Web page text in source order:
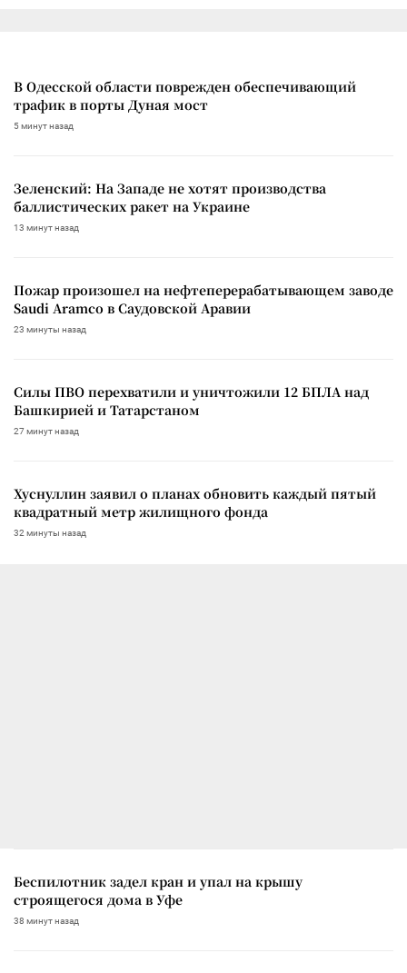
В Одесской области поврежден обеспечивающий
трафик в порты Дуная мост
5 минут назад
Зеленский: На Западе не хотят производства
баллистических ракет на Украине
13 минут назад
Пожар произошел на нефтеперерабатывающем заводе
Saudi Aramco в Саудовской Аравии
23 минуты назад
Силы ПВО перехватили и уничтожили 12 БПЛА над
Башкирией и Татарстаном
27 минут назад
Хуснуллин заявил о планах обновить каждый пятый
квадратный метр жилищного фонда
32 минуты назад
Беспилотник задел кран и упал на крышу
строящегося дома в Уфе
38 минут назад